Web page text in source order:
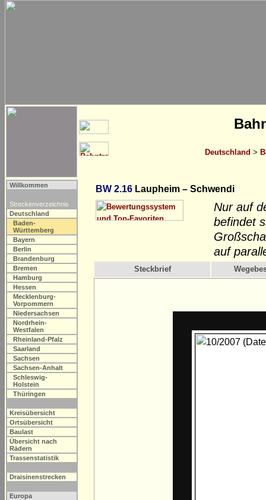
Deutschland >
Willkommen
Streckenverzeichnis
Deutschland
Baden-
Württemberg
Bayern
Berlin
Brandenburg
Bremen
Hamburg
Hessen
Mecklenburg-
Vorpommern
Niedersachsen
Nordrhein-
Westfalen
Rheinland-Pfalz
Saarland
Sachsen
Sachsen-Anhalt
Schleswig-
Holstein
Thüringen
Kreisübersicht
Ortsübersicht
Baulast
Übersicht nach
Rädern
Trassenstatistik
Draisinenstrecken
Europa
BW 2.16 Laupheim – Schwendi
Nur auf
befindet
auf
Steckbrief